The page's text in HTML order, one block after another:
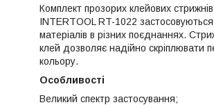
Комплект прозорих клейових
INTERTOOL RT-1022
матеріалів в різних поєднаннях.
клей дозволяє надійно скріплювати
кольору.
Особливості
Великий спектр застосування;